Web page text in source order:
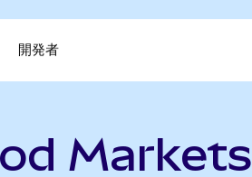
開発者
Markets